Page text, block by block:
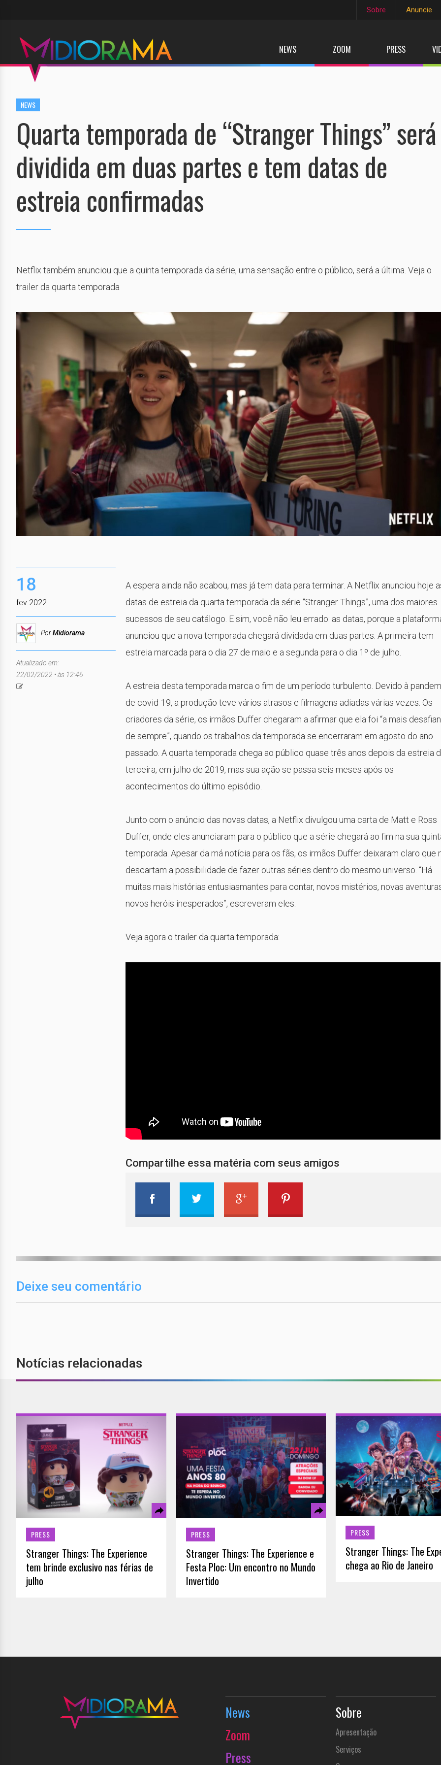
Sobre Anuncie
NEWS ZOOM PRESS
NEWS
Quarta temporada de “Stranger Things” será
dividida em duas partes e tem datas de
estreia confirmadas
Netflix também anunciou que a quinta temporada da série, uma sensação entre o público, será a última. Veja o
trailer da quarta temporada
18
fev 2022
PorMidiorama
Atualizado em:
22/02/2022 • às 12:46
A espera ainda não acabou, mas já tem data para terminar. A Netflix anunciou hoje
datas de estreia da quarta temporada da série “Stranger Things”, uma dos maiores
sucessos de seu catálogo. E sim, você não leu errado: as datas, porque a
anunciou que a nova temporada chegará dividada em duas partes. A primeira tem
estreia marcada para o dia 27 de maio e a segunda para o dia 1º de julho.
A estreia desta temporada marca o fim de um período turbulento. Devido à
de covid-19, a produção teve vários atrasos e filmagens adiadas várias vezes. Os
criadores da série, os irmãos Duffer chegaram a afirmar que ela foi “a mais
de sempre”, quando os trabalhos da temporada se encerraram em agosto do ano
passado. A quarta temporada chega ao público quase três anos depois da estreia
terceira, em julho de 2019, mas sua ação se passa seis meses após os
acontecimentos do último episódio.
Junto com o anúncio das novas datas, a Netflix divulgou uma carta de Matt e Ross
Duffer, onde eles anunciaram para o público que a série chegará ao fim na sua
temporada. Apesar da má notícia para os fãs, os irmãos Duffer deixaram claro que
descartam a possibilidade de fazer outras séries dentro do mesmo universo. “Há
muitas mais histórias entusiasmantes para contar, novos mistérios, novas
novos heróis inesperados”, escreveram eles.
Veja agora o trailer da quarta temporada:
Compartilhe essa matéria com seus amigos
Deixe seu comentário
Notícias relacionadas
PRESS
Stranger Things: The Experience
tem brinde exclusivo nas férias de
julho
PRESS
Stranger Things: The Experience e
Festa Ploc: Um encontro no Mundo
Invertido
PRESS
Stranger Things: The
chega ao Rio de Janeiro
News
Zoom
Press
Sobre
Apresentação
Serviços